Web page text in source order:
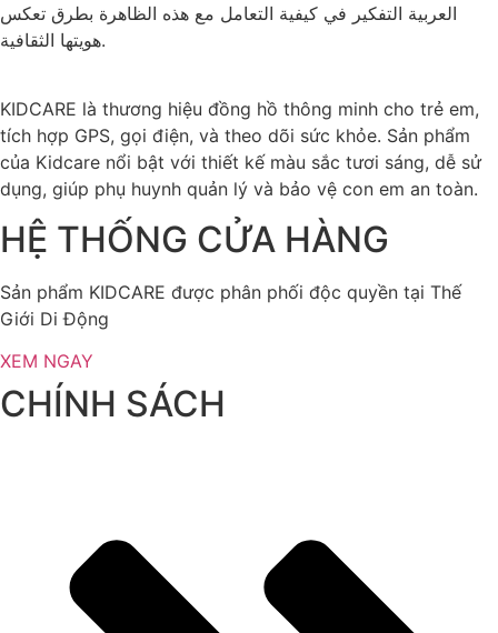
العربية التفكير في كيفية التعامل مع هذه الظاهرة بطرق تعكس
هويتها الثقافية.
KIDCARE là thương hiệu đồng hồ thông minh cho trẻ em,
tích hợp GPS, gọi điện, và theo dõi sức khỏe. Sản phẩm
của Kidcare nổi bật với thiết kế màu sắc tươi sáng, dễ sử
dụng, giúp phụ huynh quản lý và bảo vệ con em an toàn.
HỆ THỐNG CỬA HÀNG
Sản phẩm KIDCARE được phân phối độc quyền tại Thế
Giới Di Động
XEM NGAY
CHÍNH SÁCH